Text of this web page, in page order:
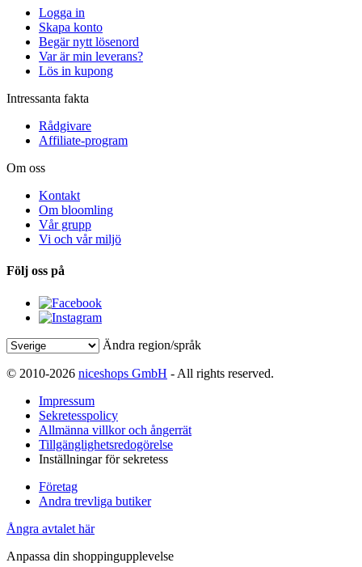
Logga in
Skapa konto
Begär nytt lösenord
Var är min leverans?
Lös in kupong
Intressanta fakta
Rådgivare
Affiliate-program
Om oss
Kontakt
Om bloomling
Vår grupp
Vi och vår miljö
Följ oss på
Ändra region/språk
© 2010-2026 niceshops GmbH - All rights reserved.
Impressum
Sekretesspolicy
Allmänna villkor och ångerrät
Tillgänglighetsredogörelse
Inställningar för sekretess
Företag
Andra trevliga butiker
Ångra avtalet här
Anpassa din shoppingupplevelse